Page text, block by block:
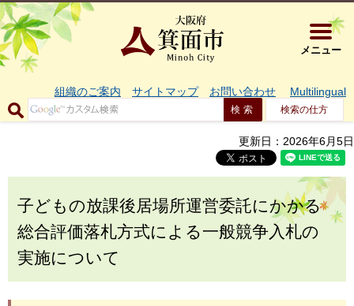
大阪府箕
メニュー
組織のご案内 サイトマップ お問い合わせ Multilingual
検索の仕方
更新日：2026年6月5日
子どもの放課後居場所運営委託にかかる
総合評価落札方式による一般競争入札の
実施について